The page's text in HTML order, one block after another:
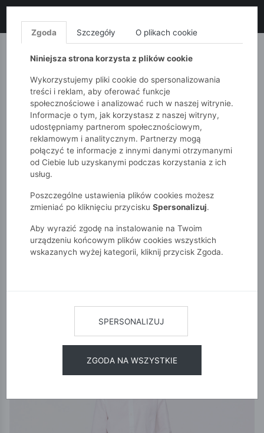
MONNARI QUIOSQUE
51015kids Chłopcy 7-12 lat Koszule
KOSZULE
POKAŻ FILTRY
Zgoda Szczegóły O plikach cookie
Niniejsza strona korzysta z plików cookie
Wykorzystujemy pliki cookie do spersonalizowania
treści i reklam, aby oferować funkcje
społecznościowe i analizować ruch w naszej witrynie.
Informacje o tym, jak korzystasz z naszej witryny,
udostępniamy partnerom społecznościowym,
reklamowym i analitycznym. Partnerzy mogą
połączyć te informacje z innymi danymi otrzymanymi
od Ciebie lub uzyskanymi podczas korzystania z ich
usług.
Poszczególne ustawienia plików cookies możesz
zmieniać po kliknięciu przycisku Spersonalizuj.
Aby wyrazić zgodę na instalowanie na Twoim
urządzeniu końcowym plików cookies wszystkich
wskazanych wyżej kategorii, kliknij przycisk Zgoda.
SPERSONALIZUJ
ZGODA NA WSZYSTKIE